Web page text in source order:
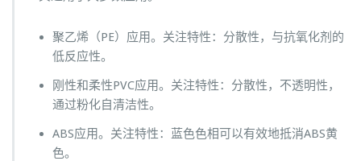
聚乙烯（PE）应用。关注特性：分散性，与抗氧化剂的
低反应性。
刚性和柔性PVC应用。关注特性：分散性，不透明性，
通过粉化自清洁性。
ABS应用。关注特性：蓝色色相可以有效地抵消ABS黄
色。